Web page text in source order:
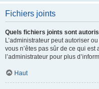
Fichiers joints
Quels fichiers joints sont
L’administrateur peut autoriser
vous n’êtes pas sûr de ce qui
l’administrateur pour plus
Haut